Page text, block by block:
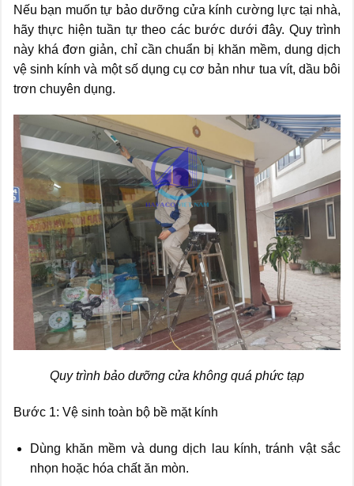
Nếu bạn muốn tự bảo dưỡng cửa kính cường lực tại nhà,
hãy thực hiện tuần tự theo các bước dưới đây. Quy trình
này khá đơn giản, chỉ cần chuẩn bị khăn mềm, dung dịch
vệ sinh kính và một số dụng cụ cơ bản như tua vít, dầu bôi
trơn chuyên dụng.
Quy trình bảo dưỡng cửa không quá phức tạp
Bước 1: Vệ sinh toàn bộ bề mặt kính
Dùng khăn mềm và dung dịch lau kính, tránh vật sắc
nhọn hoặc hóa chất ăn mòn.